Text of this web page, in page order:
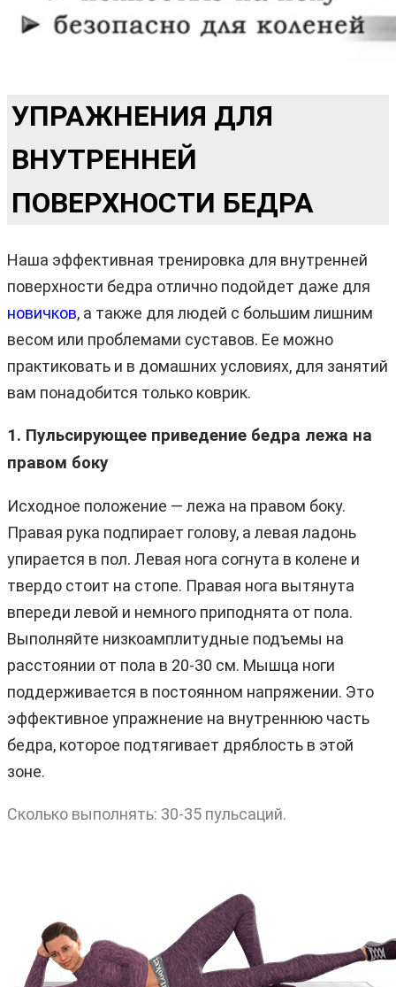
УПРАЖНЕНИЯ ДЛЯ
ВНУТРЕННЕЙ
ПОВЕРХНОСТИ БЕДРА
Наша эффективная тренировка для внутренней
поверхности бедра отлично подойдет даже для
новичков, а также для людей с большим лишним
весом или проблемами суставов. Ее можно
практиковать и в домашних условиях, для занятий
вам понадобится только коврик.
1. Пульсирующее приведение бедра лежа на
правом боку
Исходное положение — лежа на правом боку.
Правая рука подпирает голову, а левая ладонь
упирается в пол. Левая нога согнута в колене и
твердо стоит на стопе. Правая нога вытянута
впереди левой и немного приподнята от пола.
Выполняйте низкоамплитудные подъемы на
расстоянии от пола в 20-30 см. Мышца ноги
поддерживается в постоянном напряжении. Это
эффективное упражнение на внутреннюю часть
бедра, которое подтягивает дряблость в этой
зоне.
Сколько выполнять: 30-35 пульсаций.